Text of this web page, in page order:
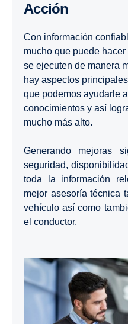
Acción
Con información
mucho que puede
se ejecuten de manera
hay aspectos
que podemos ayudarle
conocimientos y así
mucho más alto.
Generando mejoras
seguridad,
toda la información
mejor asesoría técnica
vehículo así como
el conductor.